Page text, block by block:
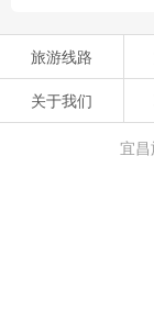
旅游线路
关于我们
宜